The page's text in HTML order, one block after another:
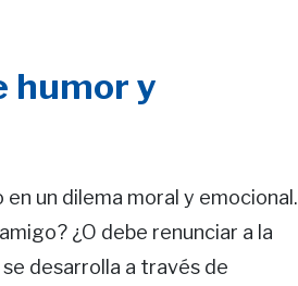
humor y
un dilema moral y emocional.
¿O debe renunciar a la
desarrolla a través de